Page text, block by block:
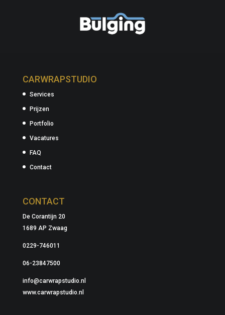
CARWRAPSTUDIO
Services
Prijzen
Portfolio
Vacatures
FAQ
Contact
CONTACT
De Corantijn 20
1689 AP Zwaag
0229-746011
06-23847500
info@carwrapstudio.nl
www.carwrapstudio.nl